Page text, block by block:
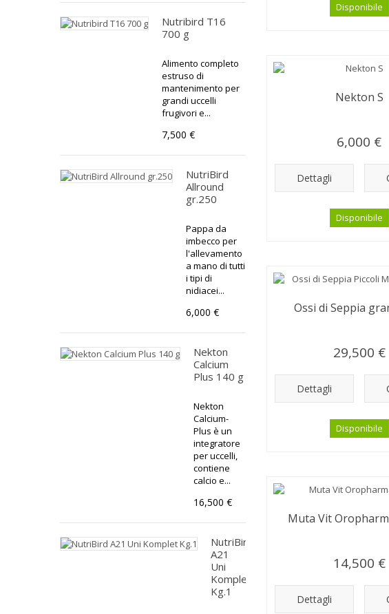
Nutribird T16
700 g
Alimento completo
estruso di
mantenimento per
grandi uccelli
frugivori e...
7,500 €
NutriBird
Allround
gr.250
Pappa da
imbecco per
l'allevamento
a mano di tutti
i tipi di
nidiacei...
6,000 €
Nekton
Calcium
Plus 140 g
Nekton
Calcium-
Plus è un
integratore
per uccelli,
contiene
calcio e...
16,500 €
NutriBird
A21
Uni
Komplet
Kg.1
Disponibile
Nekton S
6,000 €
Dettagli
Disponibile
Ossi di Seppia
29,500 €
Dettagli
Disponibile
Muta Vit
14,500 €
Dettagli